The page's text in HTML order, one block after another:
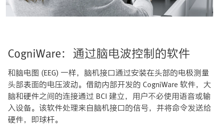
CogniWare：通过脑电波控制的软件
和脑电图 (EEG) 一样，脑机接口通过安装在头部的电极测量
头部表面的电压波动。借助内部开发的 CogniWare 软件，大
脑和硬件之间的连接通过 BCI 建立，用户不必使用语音或输
入设备。该软件处理来自脑机接口的信号，并将命令发送给
硬件，即球杆。